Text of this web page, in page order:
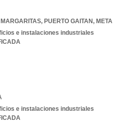
, PUERTO GAITAN, META
e instalaciones industriales
e instalaciones industriales